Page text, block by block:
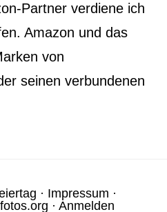
Partner verdiene ich
Amazon und das
von
seinen verbundenen
· Impressum ·
· Anmelden